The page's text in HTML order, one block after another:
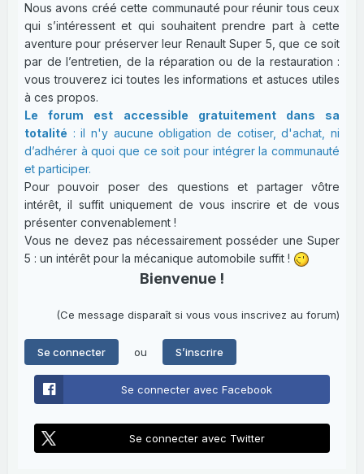
Nous avons créé cette communauté pour réunir tous ceux
qui s’intéressent et qui souhaitent prendre part à cette
aventure pour préserver leur Renault Super 5, que ce soit
par de l’entretien, de la réparation ou de la restauration :
vous trouverez ici toutes les informations et astuces utiles
à ces propos.
Le forum est accessible gratuitement dans sa
totalité : il n'y aucune obligation de cotiser, d'achat, ni
d’adhérer à quoi que ce soit pour intégrer la communauté
et participer.
Pour pouvoir poser des questions et partager vôtre
intérêt, il suffit uniquement de vous inscrire et de vous
présenter convenablement !
Vous ne devez pas nécessairement posséder une Super
5 : un intérêt pour la mécanique automobile suffit !
Bienvenue !
(Ce message disparaît si vous vous inscrivez au forum)
Se connecter ou S’inscrire
Se connecter avec Facebook
Se connecter avec Twitter